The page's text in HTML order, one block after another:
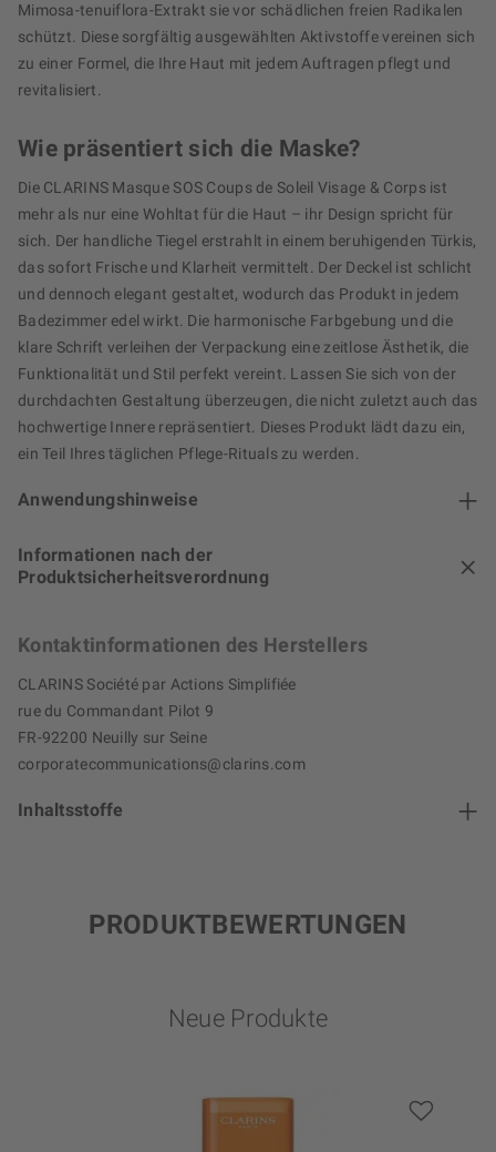
Mimosa-tenuiflora-Extrakt sie vor schädlichen freien Radikalen
schützt. Diese sorgfältig ausgewählten Aktivstoffe vereinen sich
zu einer Formel, die Ihre Haut mit jedem Auftragen pflegt und
revitalisiert.
Wie präsentiert sich die Maske?
Die CLARINS Masque SOS Coups de Soleil Visage & Corps ist
mehr als nur eine Wohltat für die Haut – ihr Design spricht für
sich. Der handliche Tiegel erstrahlt in einem beruhigenden Türkis,
das sofort Frische und Klarheit vermittelt. Der Deckel ist schlicht
und dennoch elegant gestaltet, wodurch das Produkt in jedem
Badezimmer edel wirkt. Die harmonische Farbgebung und die
klare Schrift verleihen der Verpackung eine zeitlose Ästhetik, die
Funktionalität und Stil perfekt vereint. Lassen Sie sich von der
durchdachten Gestaltung überzeugen, die nicht zuletzt auch das
hochwertige Innere repräsentiert. Dieses Produkt lädt dazu ein,
ein Teil Ihres täglichen Pflege-Rituals zu werden.
Anwendungshinweise
Informationen nach der
Produktsicherheitsverordnung
Kontaktinformationen des Herstellers
CLARINS Société par Actions Simplifiée
rue du Commandant Pilot 9
FR-92200 Neuilly sur Seine
corporatecommunications@clarins.com
Inhaltsstoffe
PRODUKTBEWERTUNGEN
Neue Produkte